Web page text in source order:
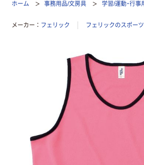
ホーム 事務用品/文房具 学習/運動・行事
メーカー フェリック フェリックのスポー